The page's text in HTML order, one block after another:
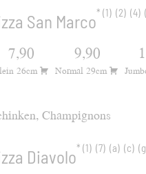
San Marco 1 2 4
7,90
26cm
9,90
Normal 29cm
Champignons
Diavolo 1 7 a c g